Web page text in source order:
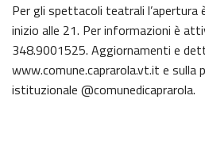
Per gli spettacoli teatrali l’apertura
inizio alle 21. Per informazioni è
348.9001525. Aggiornamenti e
www.comune.caprarola.vt.it e sulla
istituzionale @comunedicaprarola.